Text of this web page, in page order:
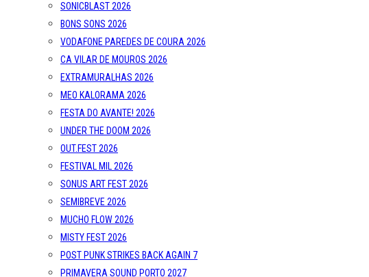
SONICBLAST 2026
BONS SONS 2026
VODAFONE PAREDES DE COURA 2026
CA VILAR DE MOUROS 2026
EXTRAMURALHAS 2026
MEO KALORAMA 2026
FESTA DO AVANTE! 2026
UNDER THE DOOM 2026
OUT.FEST 2026
FESTIVAL MIL 2026
SONUS ART FEST 2026
SEMIBREVE 2026
MUCHO FLOW 2026
MISTY FEST 2026
POST PUNK STRIKES BACK AGAIN 7
PRIMAVERA SOUND PORTO 2027